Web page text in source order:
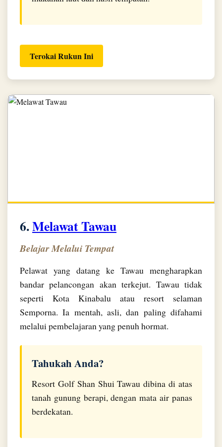
Terokai Rukun Ini
6.Melawat Tawau
Belajar Melalui Tempat
Pelawat yang datang ke Tawau mengharapkan
bandar pelancongan akan terkejut. Tawau tidak
seperti Kota Kinabalu atau resort selaman
Semporna. Ia mentah, asli, dan paling difahami
melalui pembelajaran yang penuh hormat.
Tahukah Anda?
Resort Golf Shan Shui Tawau dibina di atas
tanah gunung berapi, dengan mata air panas
berdekatan.